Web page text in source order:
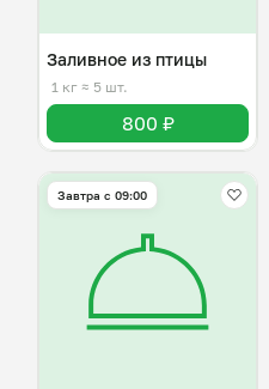
Заливное из птицы
1 кг ≈ 5 шт.
800 ₽
Завтра c 09:00